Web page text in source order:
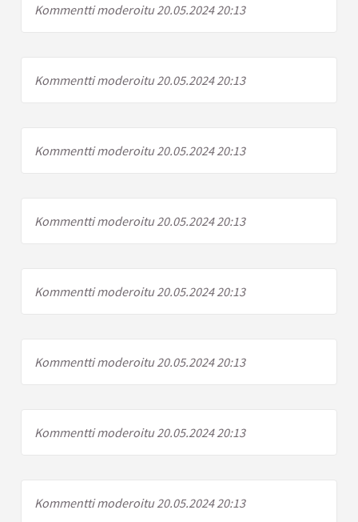
Kommentti moderoitu 20.05.2024 20:13
Kommentti moderoitu 20.05.2024 20:13
Kommentti moderoitu 20.05.2024 20:13
Kommentti moderoitu 20.05.2024 20:13
Kommentti moderoitu 20.05.2024 20:13
Kommentti moderoitu 20.05.2024 20:13
Kommentti moderoitu 20.05.2024 20:13
Kommentti moderoitu 20.05.2024 20:13